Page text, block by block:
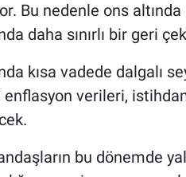
Bu nedenle ons
daha sınırlı bir geri
kısa vadede dalgalı
enflasyon verileri,
bu dönemde